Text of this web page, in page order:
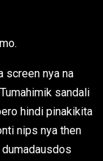
screen nya na
sandali
hindi pinakikita
nips nya then
dumadausdos